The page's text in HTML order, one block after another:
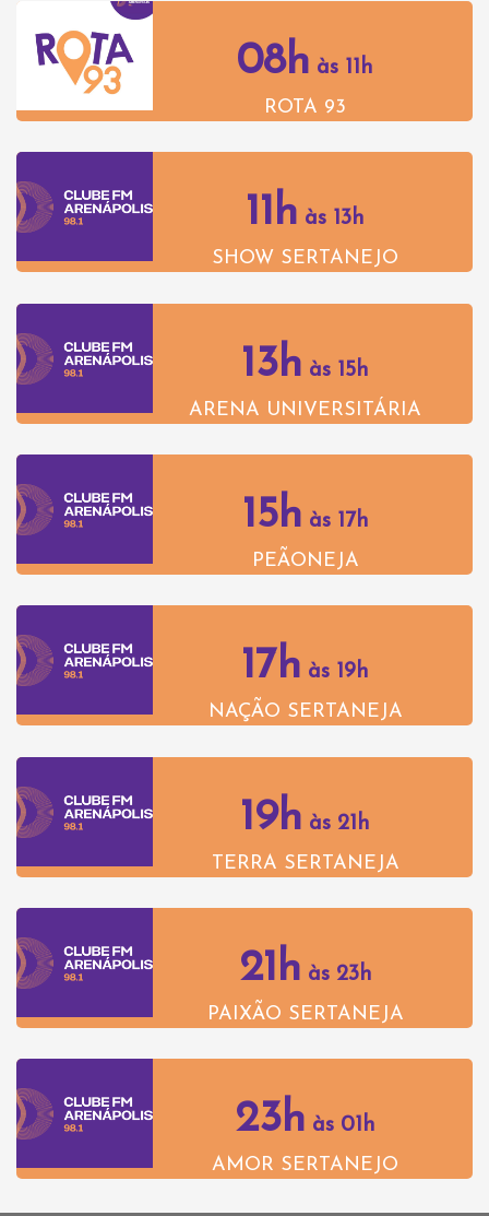
08h às 11h
ROTA 93
11h às 13h
SHOW SERTANEJO
13h às 15h
ARENA UNIVERSITÁRIA
15h às 17h
PEÃONEJA
17h às 19h
NAÇÃO SERTANEJA
19h às 21h
TERRA SERTANEJA
21h às 23h
PAIXÃO SERTANEJA
23h às 01h
AMOR SERTANEJO